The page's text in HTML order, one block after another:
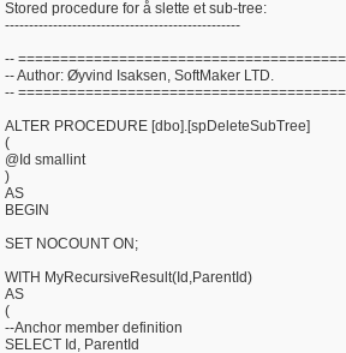
Stored procedure for å slette et sub-tree:
-------------------------------------------------
--
-- Author: Øyvind Isaksen, SoftMaker LTD.
--
ALTER PROCEDURE [dbo].[spDeleteSubTree]
(
@Id smallint
)
AS
BEGIN
SET NOCOUNT ON;
WITH MyRecursiveResult(Id,ParentId)
AS
(
--Anchor member definition
SELECT Id, ParentId